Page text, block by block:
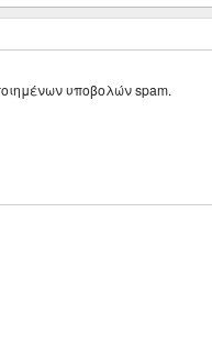
υποβολών spam.